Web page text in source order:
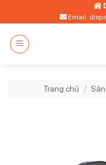
qua
dung
Email:
Trang chủ /